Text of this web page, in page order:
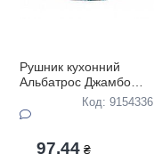
Рушник кухонний
Альбатрос Джамбо
мега пак СірийКод: 9154336
97.44 ₴